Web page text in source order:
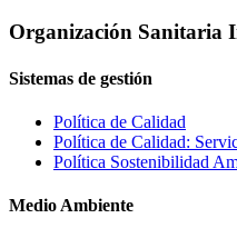
Organización Sanitaria
Sistemas de gestión
Política de Calidad
Política de Calidad:
Política Sostenibilidad
Medio Ambiente